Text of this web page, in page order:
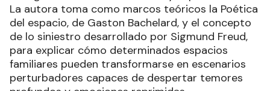
La autora toma como marcos teóricos la Poética
del espacio, de Gaston Bachelard, y el concepto
de lo siniestro desarrollado por Sigmund Freud,
para explicar cómo determinados espacios
familiares pueden transformarse en escenarios
perturbadores capaces de despertar temores